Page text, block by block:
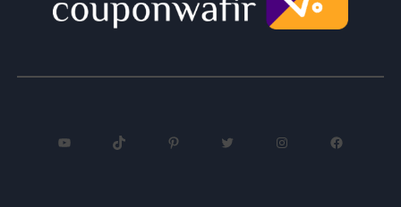
فيسبوك إنستجرام تويتر بينتريست تيك توك يوتيوب